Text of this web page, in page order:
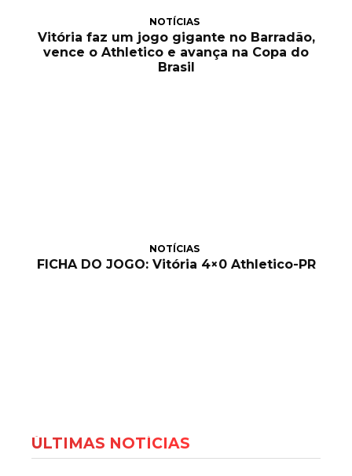
NOTÍCIAS
Vitória faz um jogo gigante no Barradão,
vence o Athletico e avança na Copa do
Brasil
NOTÍCIAS
FICHA DO JOGO: Vitória 4×0 Athletico-PR
ÚLTIMAS NOTÍCIAS